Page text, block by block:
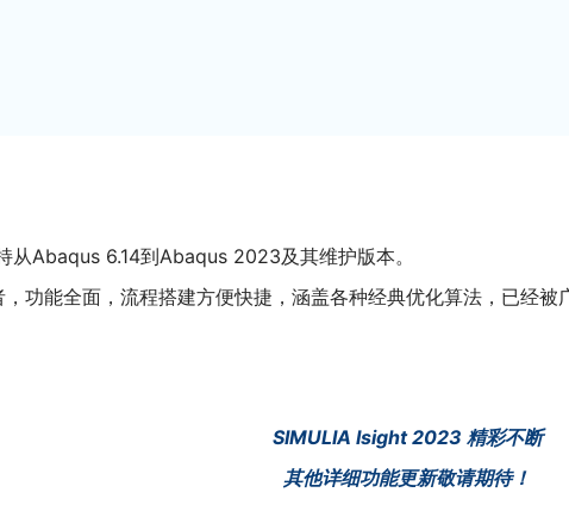
Abaqus 6.14到Abaqus 2023及其维护版本。
功能全面，流程搭建方便快捷，涵盖各种经典优化算法，已经
SIMULIA Isight 2023 精彩不断
其他详细功能更新敬请期待！